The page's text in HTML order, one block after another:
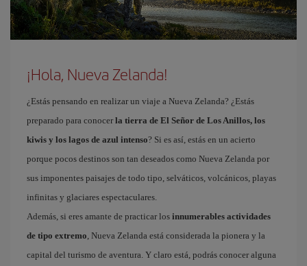
¡Hola, Nueva Zelanda!
¿Estás pensando en realizar un viaje a Nueva Zelanda? ¿Estás
preparado para conocer la tierra de El Señor de Los Anillos, los
kiwis y los lagos de azul intenso? Si es así, estás en un acierto
porque pocos destinos son tan deseados como Nueva Zelanda por
sus imponentes paisajes de todo tipo, selváticos, volcánicos, playas
infinitas y glaciares espectaculares.
Además, si eres amante de practicar los innumerables actividades
de tipo extremo , Nueva Zelanda está considerada la pionera y la
capital del turismo de aventura. Y claro está, podrás conocer alguna